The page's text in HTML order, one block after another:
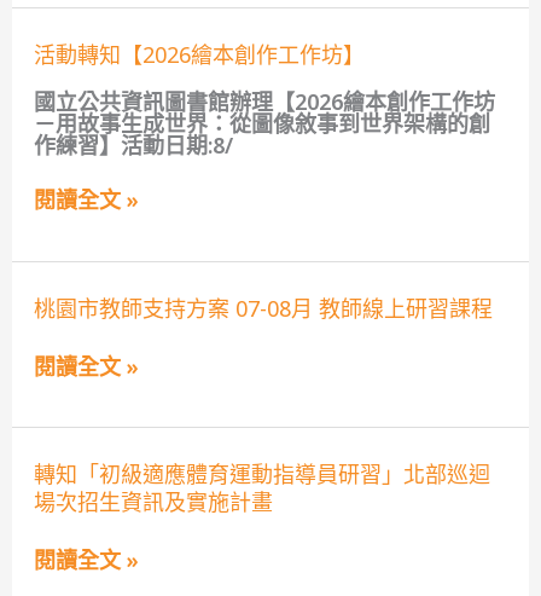
庭
教
育
師
研
習
活動轉知【2026繪本創作工作坊】
國立公共資訊圖書館辦理【2026繪本創作工作坊
－用故事生成世界：從圖像敘事到世界架構的創
作練習】活動日期:8/
活
動
轉
知
【2026
繪
本
創
作
坊】
閱讀全文 »
桃園市教師支持方案 07-08月 教師線上研習課程
桃
園
教
持
方
案
07-
08
月
教
閱讀全文 »
轉知「初級適應體育運動指導員研習」北部巡迴
場次招生資訊及實施計畫
轉
知
「初
適
應
閱讀全文 »